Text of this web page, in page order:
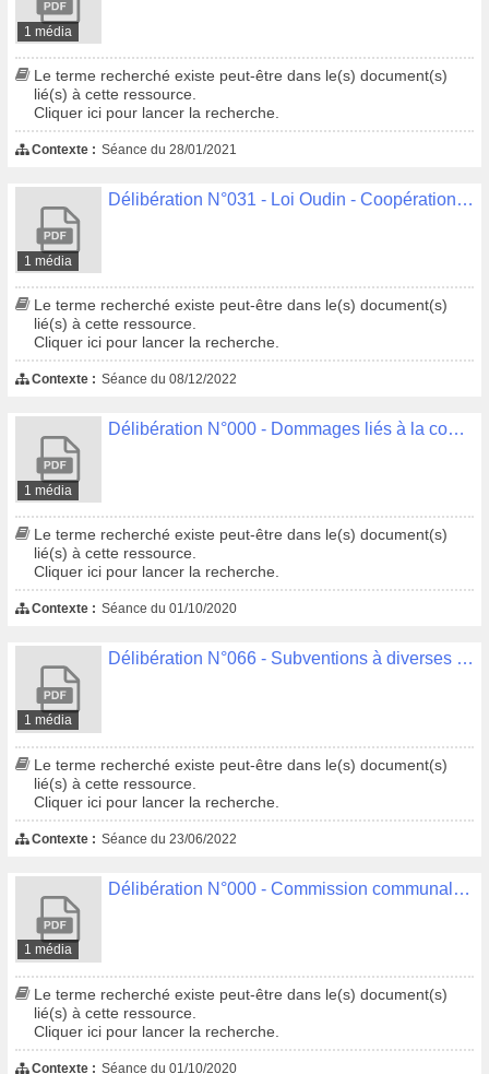
1 média
Le terme recherché existe peut-être dans le(s) document(s)
lié(s) à cette ressource.
Cliquer ici pour lancer la recherche.
Contexte : Séance du 28/01/2021
1 média
Délibération N°031 - Loi Oudin - Coopération d'actions décentralisées en matière d'eau et d'assainissement Association "Un puits, une école à Madagascar"
Le terme recherché existe peut-être dans le(s) document(s)
lié(s) à cette ressource.
Cliquer ici pour lancer la recherche.
Contexte : Séance du 08/12/2022
1 média
Délibération N°000 - Dommages liés à la construction du Novomax - Protocole transactionnel
Le terme recherché existe peut-être dans le(s) document(s)
lié(s) à cette ressource.
Cliquer ici pour lancer la recherche.
Contexte : Séance du 01/10/2020
1 média
Délibération N°066 - Subventions à diverses associations
Le terme recherché existe peut-être dans le(s) document(s)
lié(s) à cette ressource.
Cliquer ici pour lancer la recherche.
Contexte : Séance du 23/06/2022
1 média
Délibération N°000 - Commission communale de contrôle des listes électorales
Le terme recherché existe peut-être dans le(s) document(s)
lié(s) à cette ressource.
Cliquer ici pour lancer la recherche.
Contexte : Séance du 01/10/2020